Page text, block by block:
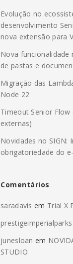
Evolução no
desenvolvimento
nova extensão para
Nova funcionalidade
de pastas e
Migração das
Node 22
Timeout Senior Flow
externas)
Novidades no SIGN:
obrigatoriedade do
Comentários
saradavis em Trial X
prestigeimperialparks
junesloan em
STUDIO